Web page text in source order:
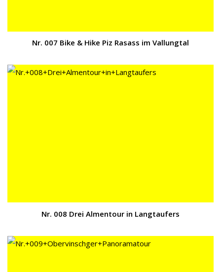
Nr. 007 Bike & Hike Piz Rasass im Vallungtal
Nr. 008 Drei Almentour in Langtaufers